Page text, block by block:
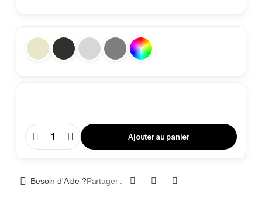
Armoire
Forte
quantity
Ajouter au panier
Besoin d'Aide ?Partager :